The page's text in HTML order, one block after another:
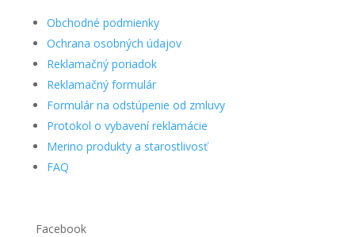
Obchodné podmienky
Ochrana osobných údajov
Reklamačný poriadok
Reklamačný formulár
Formulár na odstúpenie od zmluvy
Protokol o vybavení reklamácie
Merino produkty a starostlivosť
FAQ
Facebook